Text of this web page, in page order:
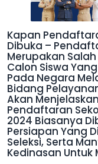
Kapan
Dibuka –
Merupakan
Calon Siswa
Pada Negara
Bidang
Akan
Pendaftaran
2024 Biasanya
Persiapan Yang
Seleksi, Serta
Kedinasan Untuk